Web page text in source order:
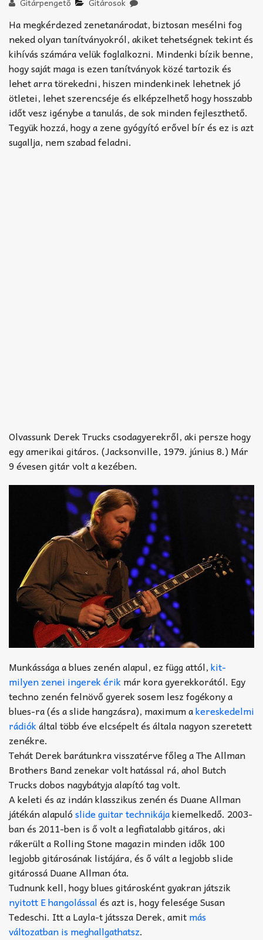
TABok
Improvizáció
Ha megkérdezed zenetanárodat, biztosan mesélni fog
neked olyan tanítványokról, akiket tehetségnek tekint és
kihívás számára velük foglalkozni. Mindenki bízik benne,
hogy saját maga is ezen tanítványok közé tartozik és
lehet arra törekedni, hiszen mindenkinek lehetnek jó
ötletei, lehet szerencséje és elképzelhető hogy hosszabb
időt vesz igénybe a tanulás, de sok minden fejleszthető.
Tegyük hozzá, hogy a zene gyógyító erővel bír és ez is azt
sugallja, nem szabad feladni.
Olvassunk Derek Trucks csodagyerekről, aki persze hogy
egy amerikai gitáros. (Jacksonville, 1979. június 8.) Már
9 évesen gitár volt a kezében.
Munkássága a blues zenén alapul, ez függ attól,kit-
milyen zenei ingerek érikmár kora gyerekkorától. Egy
techno zenén felnövő gyerek sosem lesz fogékony a
blues-ra (és a slide hangzásra), maximum akereskedelmi
rádiókáltal több éve elcsépelt és általa nagyon szeretett
zenékre.
Tehát Derek barátunkra visszatérve főleg a The Allman
Brothers Band zenekar volt hatással rá, ahol Butch
Trucks dobos nagybátyja alapító tag volt.
A keleti és az indán klasszikus zenén és Duane Allman
játékán alapulóslide guitar technikájakiemelkedő. 2003-
ban és 2011-ben is ő volt a legfiatalabb gitáros, aki
rákerült a Rolling Stone magazin minden idők 100
legjobb gitárosának listájára, és ő vált a legjobb slide
gitárossá Duane Allman óta.
Tudnunk kell, hogy blues gitárosként gyakran játszik
nyitott E hangolássalés azt is, hogy felesége Susan
Tedeschi. Itt a Layla-t játssza Derek, amitmás
változatban is meghallgathatsz.